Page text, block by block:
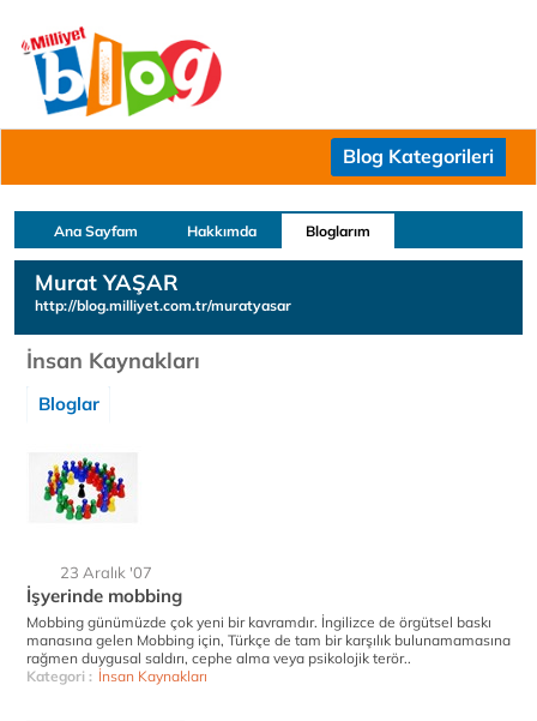
Blog Kategorileri
Ana Sayfam Hakkımda Bloglarım
Murat YAŞAR
http://blog.milliyet.com.tr/muratyasar
İnsan Kaynakları
Bloglar
23 Aralık '07
İşyerinde mobbing
Mobbing günümüzde çok yeni bir kavramdır. İngilizce de örgütsel baskı
manasına gelen Mobbing için, Türkçe de tam bir karşılık bulunamamasına
rağmen duygusal saldırı, cephe alma veya psikolojik terör..
Kategori : İnsan Kaynakları